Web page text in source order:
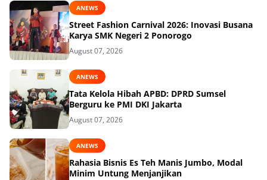
ANEWS
Street Fashion Carnival 2026: Inovasi Busana
Karya SMK Negeri 2 Ponorogo
August 07, 2026
ANEWS
Tata Kelola Hibah APBD: DPRD Sumsel
Berguru ke PMI DKI Jakarta
August 07, 2026
ANEWS
Rahasia Bisnis Es Teh Manis Jumbo, Modal
Minim Untung Menjanjikan